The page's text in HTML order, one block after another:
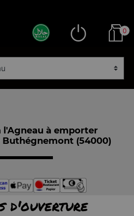
0
l'Agneau à emporter
Buthégnemont (54000)
d'ouverture